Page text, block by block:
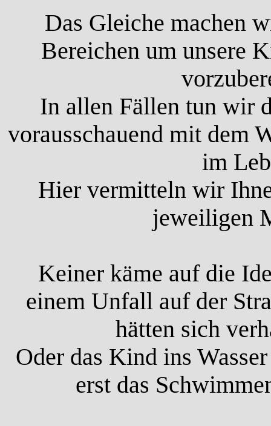
Das Gleiche machen
Bereichen um unsere
In allen Fällen tun wir
vorausschauend mit dem
im
Hier vermitteln wir
jeweiligen
Keiner käme auf die
einem Unfall auf der
hätten sich
Oder das Kind ins
erst das